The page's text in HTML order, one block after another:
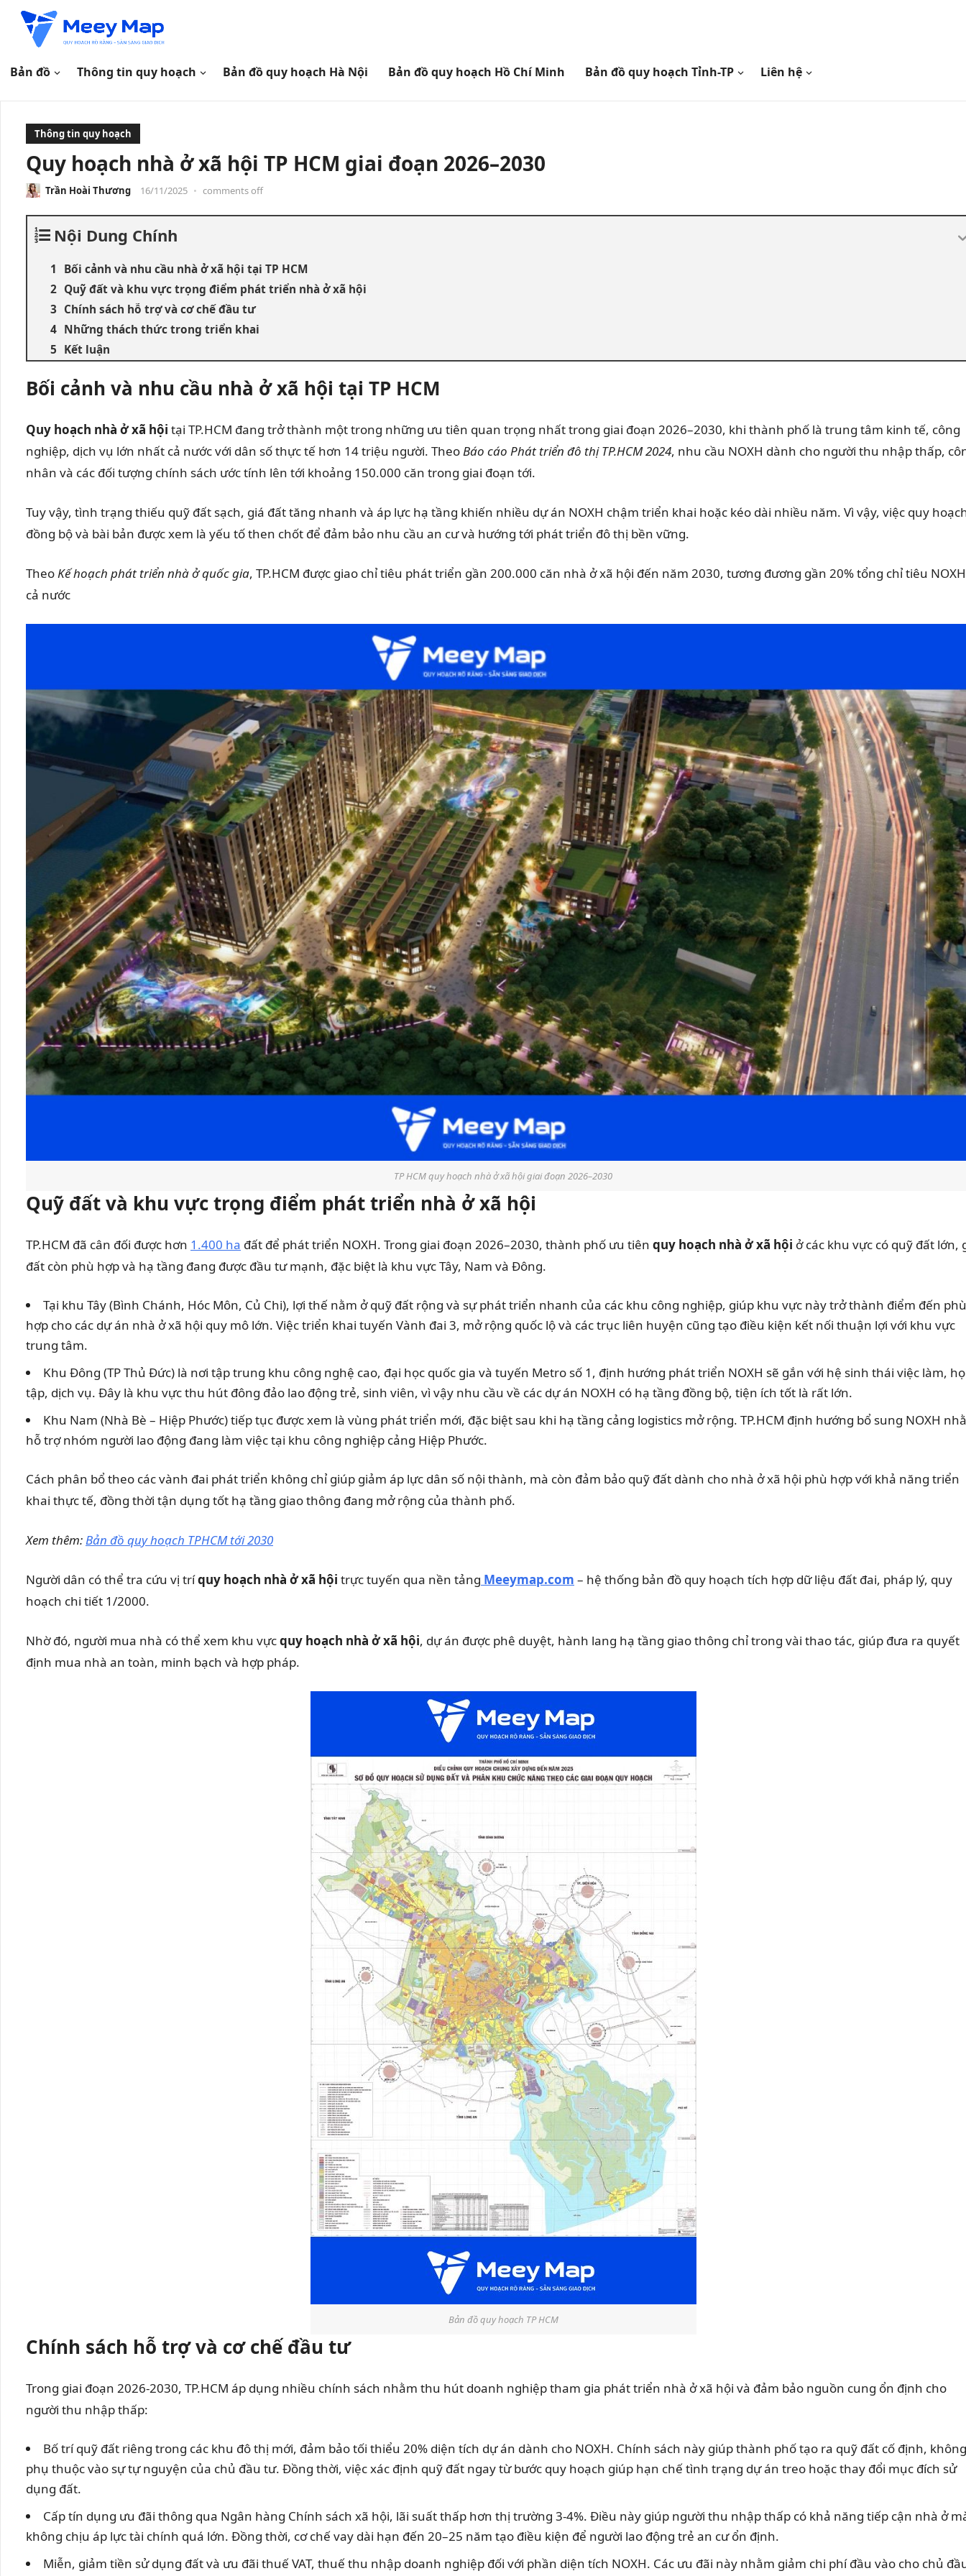
Bản đồ Thông tin quy hoạch Bản đồ quy hoạch Hà Nội Bản đồ quy hoạch Hồ Chí Minh Bản đồ quy hoạch Tỉnh-TP Liên hệ
Thông tin quy hoạch
Quy hoạch nhà ở xã hội TP HCM giai đoạn 2026–2030
Trần Hoài Thương 16/11/2025 • comments off
Nội Dung Chính
Bối cảnh và nhu cầu nhà ở xã hội tại TP HCM
Quỹ đất và khu vực trọng điểm phát triển nhà ở xã hội
Chính sách hỗ trợ và cơ chế đầu tư
Những thách thức trong triển khai
Kết luận
Bối cảnh và nhu cầu nhà ở xã hội tại TP HCM
Quy hoạch nhà ở xã hội tại TP.HCM đang trở thành một trong những ưu tiên quan trọng nhất trong giai đoạn 2026–2030, khi thành phố là trung tâm kinh tế, công
nghiệp, dịch vụ lớn nhất cả nước với dân số thực tế hơn 14 triệu người. TheoBáo cáo Phát triển đô thị TP.HCM 2024, nhu cầu NOXH dành cho người thu nhập thấp,
nhân và các đối tượng chính sách ước tính lên tới khoảng 150.000 căn trong giai đoạn tới.
Tuy vậy, tình trạng thiếu quỹ đất sạch, giá đất tăng nhanh và áp lực hạ tầng khiến nhiều dự án NOXH chậm triển khai hoặc kéo dài nhiều năm. Vì vậy, việc quy
đồng bộ và bài bản được xem là yếu tố then chốt để đảm bảo nhu cầu an cư và hướng tới phát triển đô thị bền vững.
TheoKế hoạch phát triển nhà ở quốc gia, TP.HCM được giao chỉ tiêu phát triển gần 200.000 căn nhà ở xã hội đến năm 2030, tương đương gần 20% tổng chỉ tiêu NOXH
cả nước
TP HCM quy hoạch nhà ở xã hội giai đoạn 2026–2030
Quỹ đất và khu vực trọng điểm phát triển nhà ở xã hội
TP.HCM đã cân đối được hơn 1.400 ha đất để phát triển NOXH. Trong giai đoạn 2026–2030, thành phố ưu tiên quy hoạch nhà ở xã hội ở các khu vực có quỹ đất lớn,
đất còn phù hợp và hạ tầng đang được đầu tư mạnh, đặc biệt là khu vực Tây, Nam và Đông.
Tại khu Tây (Bình Chánh, Hóc Môn, Củ Chi), lợi thế nằm ở quỹ đất rộng và sự phát triển nhanh của các khu công nghiệp, giúp khu vực này trở thành điểm đến phù
hợp cho các dự án nhà ở xã hội quy mô lớn. Việc triển khai tuyến Vành đai 3, mở rộng quốc lộ và các trục liên huyện cũng tạo điều kiện kết nối thuận lợi với khu vực
trung tâm.
Khu Đông (TP Thủ Đức) là nơi tập trung khu công nghệ cao, đại học quốc gia và tuyến Metro số 1, định hướng phát triển NOXH sẽ gắn với hệ sinh thái việc làm,
tập, dịch vụ. Đây là khu vực thu hút đông đảo lao động trẻ, sinh viên, vì vậy nhu cầu về các dự án NOXH có hạ tầng đồng bộ, tiện ích tốt là rất lớn.
Khu Nam (Nhà Bè – Hiệp Phước) tiếp tục được xem là vùng phát triển mới, đặc biệt sau khi hạ tầng cảng logistics mở rộng. TP.HCM định hướng bổ sung NOXH
hỗ trợ nhóm người lao động đang làm việc tại khu công nghiệp cảng Hiệp Phước.
Cách phân bổ theo các vành đai phát triển không chỉ giúp giảm áp lực dân số nội thành, mà còn đảm bảo quỹ đất dành cho nhà ở xã hội phù hợp với khả năng triển
khai thực tế, đồng thời tận dụng tốt hạ tầng giao thông đang mở rộng của thành phố.
Xem thêm:Bản đồ quy hoạch TPHCM tới 2030
Người dân có thể tra cứu vị tríquy hoạch nhà ở xã hội trực tuyến qua nền tảng Meeymap.com – hệ thống bản đồ quy hoạch tích hợp dữ liệu đất đai, pháp lý, quy
hoạch chi tiết 1/2000.
Nhờ đó, người mua nhà có thể xem khu vựcquy hoạch nhà ở xã hội, dự án được phê duyệt, hành lang hạ tầng giao thông chỉ trong vài thao tác, giúp đưa ra quyết
định mua nhà an toàn, minh bạch và hợp pháp.
Bản đồ quy hoạch TP HCM
Chính sách hỗ trợ và cơ chế đầu tư
Trong giai đoạn 2026-2030, TP.HCM áp dụng nhiều chính sách nhằm thu hút doanh nghiệp tham gia phát triển nhà ở xã hội và đảm bảo nguồn cung ổn định cho
người thu nhập thấp:
Bố trí quỹ đất riêng trong các khu đô thị mới, đảm bảo tối thiểu 20% diện tích dự án dành cho NOXH. Chính sách này giúp thành phố tạo ra quỹ đất cố định,
phụ thuộc vào sự tự nguyện của chủ đầu tư. Đồng thời, việc xác định quỹ đất ngay từ bước quy hoạch giúp hạn chế tình trạng dự án treo hoặc thay đổi mục đích sử
dụng đất.
Cấp tín dụng ưu đãi thông qua Ngân hàng Chính sách xã hội, lãi suất thấp hơn thị trường 3-4%. Điều này giúp người thu nhập thấp có khả năng tiếp cận nhà ở
không chịu áp lực tài chính quá lớn. Đồng thời, cơ chế vay dài hạn đến 20–25 năm tạo điều kiện để người lao động trẻ an cư ổn định.
Miễn, giảm tiền sử dụng đất và ưu đãi thuế VAT, thuế thu nhập doanh nghiệp đối với phần diện tích NOXH. Các ưu đãi này nhằm giảm chi phí đầu vào cho chủ